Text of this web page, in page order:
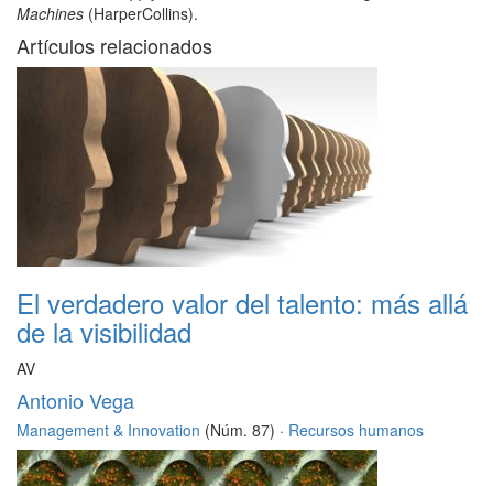
Machines (HarperCollins).
Artículos relacionados
El verdadero valor del talento: más allá
de la visibilidad
AV
Antonio Vega
Management & Innovation (Núm. 87) · Recursos humanos